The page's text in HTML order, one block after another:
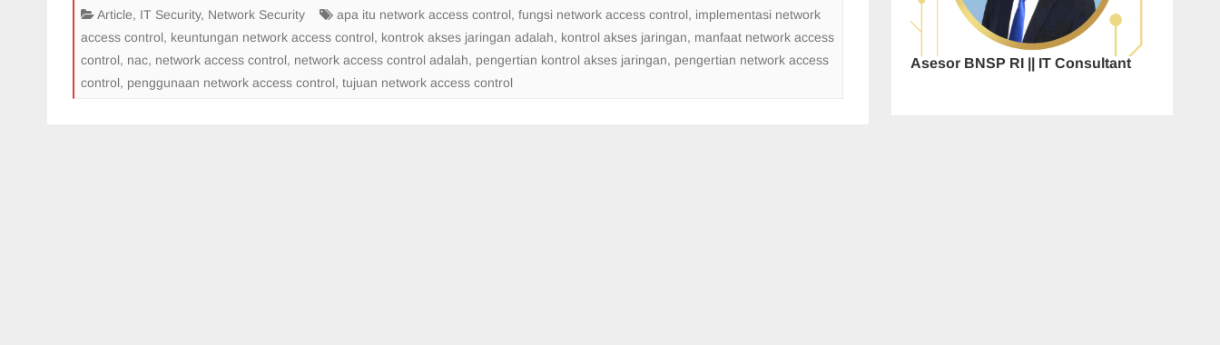
dan
Implementasinya
Article, IT Security, Network Security apa itu network access control, fungsi network access control, implementasi network
access control, keuntungan network access control, kontrok akses jaringan adalah, kontrol akses jaringan, manfaat network access
control, nac, network access control, network access control adalah, pengertian kontrol akses jaringan, pengertian network access
control, penggunaan network access control, tujuan network access control
Asesor BNSP RI || IT Consultant